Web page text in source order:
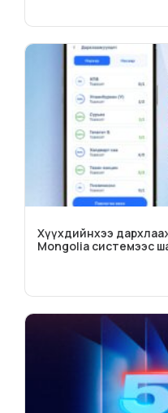
Хүүхдийнхээ
Mongolia системээс